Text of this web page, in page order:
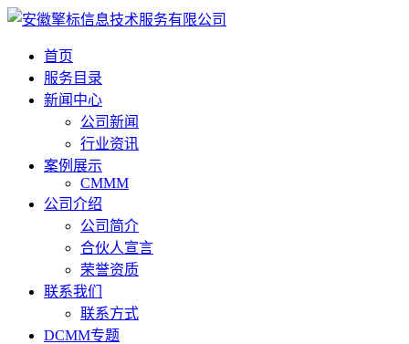
首页
服务目录
新闻中心
公司新闻
行业资讯
案例展示
CMMM
公司介绍
公司简介
合伙人宣言
荣誉资质
联系我们
联系方式
DCMM专题